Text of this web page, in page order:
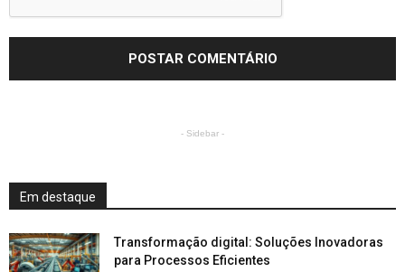
- Sidebar -
Em destaque
Transformação digital: Soluções Inovadoras
para Processos Eficientes